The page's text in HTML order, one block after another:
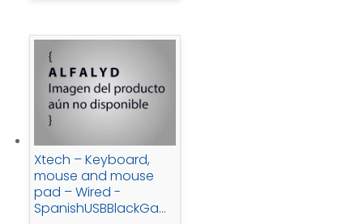
Xtech – Keyboard,
mouse and mouse
pad – Wired -
SpanishUSBBlackGami